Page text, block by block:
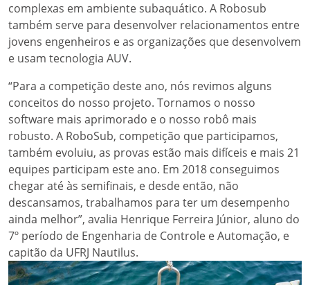
complexas em ambiente subaquático. A Robosub
também serve para desenvolver relacionamentos entre
jovens engenheiros e as organizações que desenvolvem
e usam tecnologia AUV.
“Para a competição deste ano, nós revimos alguns
conceitos do nosso projeto. Tornamos o nosso
software mais aprimorado e o nosso robô mais
robusto. A RoboSub, competição que participamos,
também evoluiu, as provas estão mais difíceis e mais 21
equipes participam este ano. Em 2018 conseguimos
chegar até às semifinais, e desde então, não
descansamos, trabalhamos para ter um desempenho
ainda melhor”, avalia Henrique Ferreira Júnior, aluno do
7º período de Engenharia de Controle e Automação, e
capitão da UFRJ Nautilus.